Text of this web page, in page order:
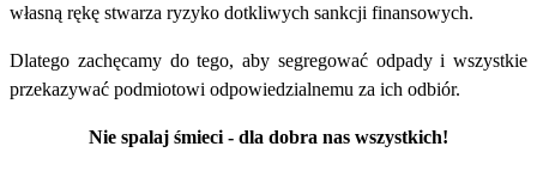
własną rękę stwarza ryzyko dotkliwych sankcji finansowych.
Dlatego zachęcamy do tego, aby segregować odpady i wszystkie
przekazywać podmiotowi odpowiedzialnemu za ich odbiór.
Nie spalaj śmieci - dla dobra nas wszystkich!